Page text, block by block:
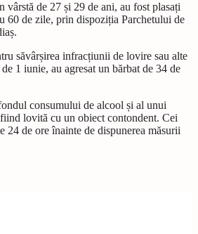
de 27 și 29 de ani, au fost plasați
60 de zile, prin dispoziția Parchetului de
săvârșirea infracțiunii de lovire sau alte
1 iunie, au agresat un bărbat de 34 de
consumului de alcool și al unui
lovită cu un obiect contondent. Cei
24 de ore înainte de dispunerea măsurii